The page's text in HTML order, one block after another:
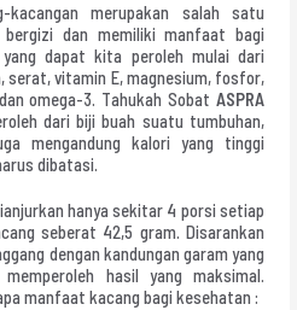
kacangan merupakan salah satu
bergizi dan memiliki manfaat bagi
dapat kita peroleh mulai dari
serat, vitamin E, magnesium, fosfor,
omega-3. Tahukah SobatASPRA
dari biji buah suatu tumbuhan,
mengandung kalori yang tinggi
dibatasi.
hanya sekitar 4 porsi setiap
seberat 42,5 gram. Disarankan
dengan kandungan garam yang
memperoleh hasil yang maksimal.
manfaat kacang bagi kesehatan :